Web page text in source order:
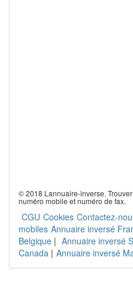
© 2018 Lannuaire-inverse.
numéro mobile et numéro de fax.
CGU Cookies Contactez-
mobiles Annuaire inversé
Belgique | Annuaire inversé
Canada | Annuaire inversé